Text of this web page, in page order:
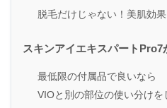
脱毛だけじゃない！美肌効果
スキンアイエキスパートPro7
最低限の付属品で良いなら
VIOと別の部位の使い分けを